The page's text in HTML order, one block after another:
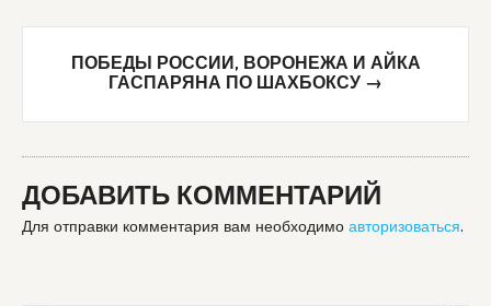
ПОБЕДЫ РОССИИ, ВОРОНЕЖА И АЙКА
ГАСПАРЯНА ПО ШАХБОКСУ →
ДОБАВИТЬ КОММЕНТАРИЙ
Для отправки комментария вам необходимо авторизоваться.